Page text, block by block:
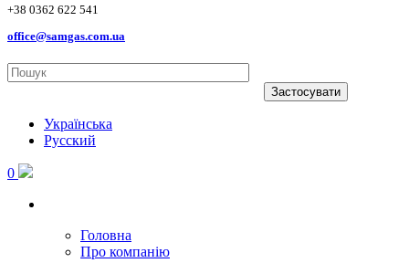
+38 0362 622 541
office@samgas.com.ua
Застосувати
Українська
Русский
0
Головна
Про компанію